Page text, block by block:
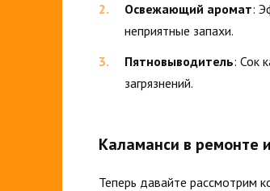
Освежающий аромат:
неприятные запахи.
Пятновыводитель: Сок
загрязнений.
Каламанси в ремонте
Теперь давайте рассмотрим